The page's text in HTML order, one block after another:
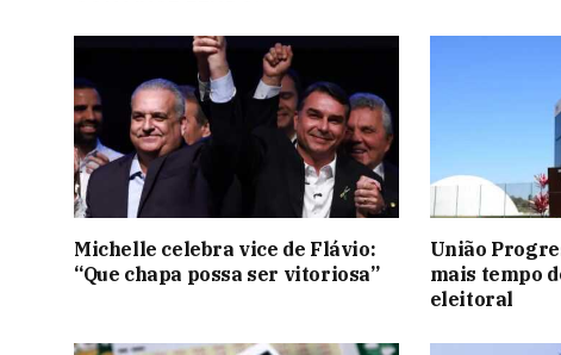
Michelle celebra vice de Flávio:
“Que chapa possa ser vitoriosa”
União
mais tempo
eleitoral